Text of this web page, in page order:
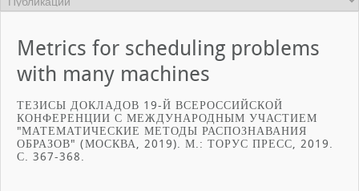
Metrics for scheduling problems
with many machines
ТЕЗИСЫ ДОКЛАДОВ 19-Й ВСЕРОССИЙСКОЙ
КОНФЕРЕНЦИИ С МЕЖДУНАРОДНЫМ УЧАСТИЕМ
"МАТЕМАТИЧЕСКИЕ МЕТОДЫ РАСПОЗНАВАНИЯ
ОБРАЗОВ" (МОСКВА, 2019). М.: ТОРУС ПРЕСС, 2019.
С. 367-368.